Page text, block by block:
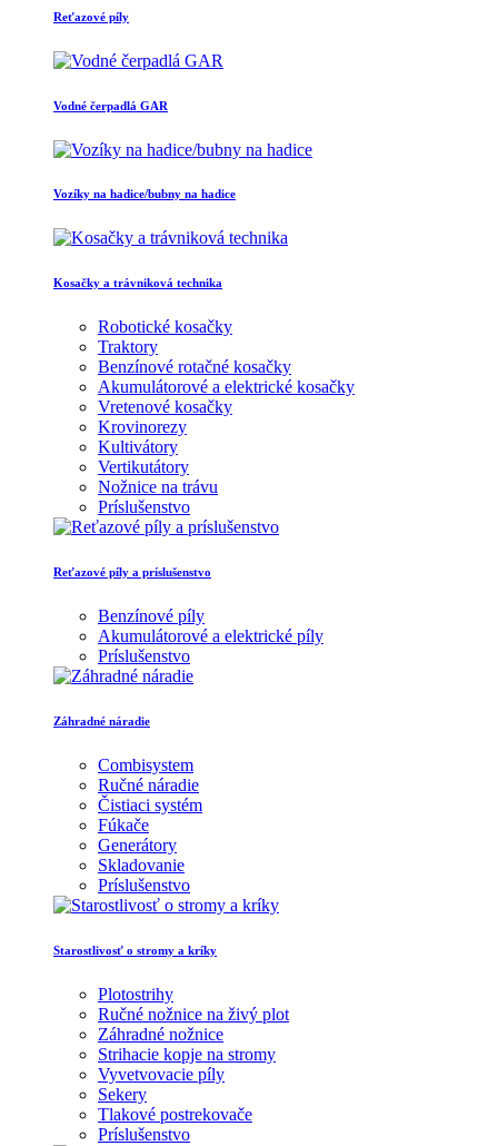
Reťazové píly
Vodné čerpadlá GAR
Vozíky na hadice/bubny na hadice
Kosačky a trávniková technika
Robotické kosačky
Traktory
Benzínové rotačné kosačky
Akumulátorové a elektrické kosačky
Vretenové kosačky
Krovinorezy
Kultivátory
Vertikutátory
Nožnice na trávu
Príslušenstvo
Reťazové píly a príslušenstvo
Benzínové píly
Akumulátorové a elektrické píly
Príslušenstvo
Záhradné náradie
Combisystem
Ručné náradie
Čistiaci systém
Fúkače
Generátory
Skladovanie
Príslušenstvo
Starostlivosť o stromy a kríky
Plotostrihy
Ručné nožnice na živý plot
Záhradné nožnice
Strihacie kopje na stromy
Vyvetvovacie píly
Sekery
Tlakové postrekovače
Príslušenstvo